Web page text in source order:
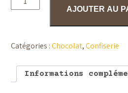
Oeuf
Fondant
Crème
Chocolaterie
Demaret
AJOUTER AU
Catégories :Chocolat,Confiserie
Informations